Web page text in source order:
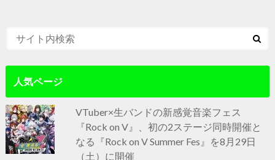
人気ページ
VTuber×生バンドの新感覚音楽フェス
『Rock on V』、初の2ステージ同時開催と
なる『Rock on V Summer Fes』を8月29日
（土）に開催